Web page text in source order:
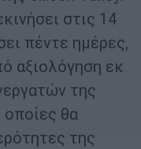
στις 14
πέντε ημέρες,
αξιολόγηση εκ
της
οποίες θα
της